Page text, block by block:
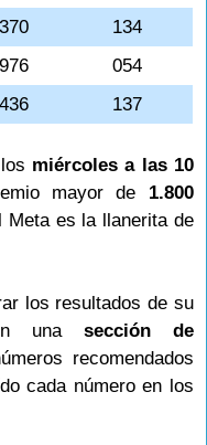
134
054
137
miércoles a las 10
mayor de 1.800
Meta es la llanerita de
los resultados de su
una sección de
recomendados
cada número en los